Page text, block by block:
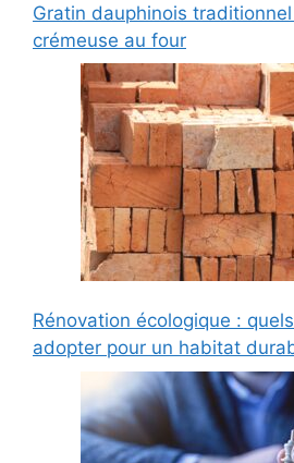
Gratin dauphinois
crémeuse au four
Rénovation écologique :
adopter pour un habitat